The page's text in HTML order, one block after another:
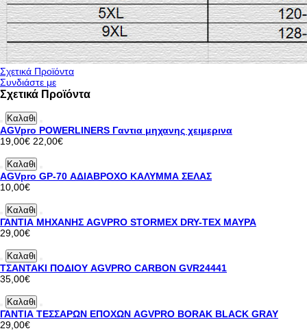
Σχετικά Προϊόντα
Συνδιάστε με
Σχετικά Προϊόντα
Καλαθι
AGVpro POWERLINERS Γαντια μηχανης χειμερινα
19,00€ 22,00€
Καλαθι
AGVpro GP-70 ΑΔΙΑΒΡΟΧΟ ΚΑΛΥΜΜΑ ΣΕΛΑΣ
10,00€
Καλαθι
ΓΑΝΤΙΑ ΜΗΧΑΝΗΣ AGVPRO STORMEX DRY-TEX ΜΑΥΡΑ
29,00€
Καλαθι
ΤΣΑΝΤΑΚΙ ΠΟΔΙΟΥ AGVPRO CARBON GVR24441
35,00€
Καλαθι
ΓΑΝΤΙΑ ΤΕΣΣΑΡΩΝ ΕΠΟΧΩΝ AGVPRO BORAK BLACK GRAY
29,00€